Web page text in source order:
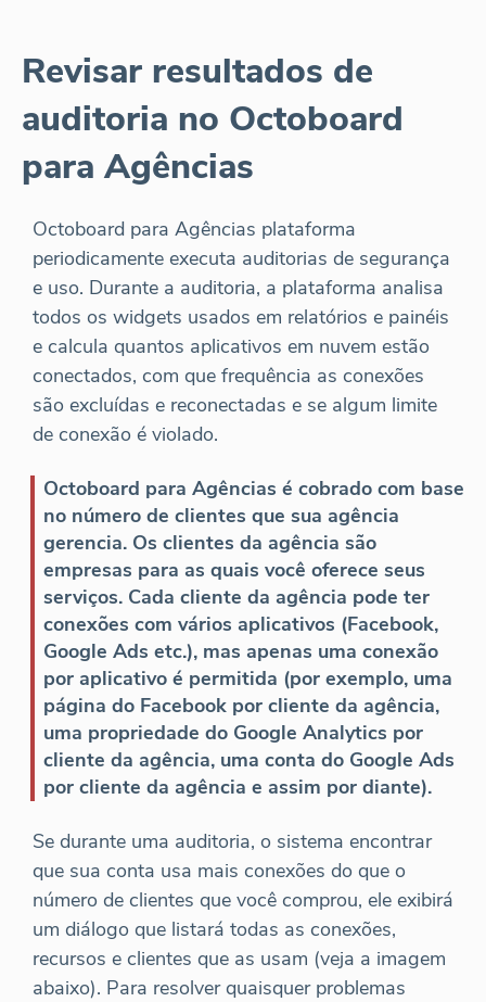
Revisar resultados de
auditoria no Octoboard
para Agências
Octoboard para Agências plataforma
periodicamente executa auditorias de segurança
e uso. Durante a auditoria, a plataforma analisa
todos os widgets usados em relatórios e painéis
e calcula quantos aplicativos em nuvem estão
conectados, com que frequência as conexões
são excluídas e reconectadas e se algum limite
de conexão é violado.
Octoboard para Agências é cobrado com base
no número de clientes que sua agência
gerencia. Os clientes da agência são
empresas para as quais você oferece seus
serviços. Cada cliente da agência pode ter
conexões com vários aplicativos (Facebook,
Google Ads etc.), mas apenas uma conexão
por aplicativo é permitida (por exemplo, uma
página do Facebook por cliente da agência,
uma propriedade do Google Analytics por
cliente da agência, uma conta do Google Ads
por cliente da agência e assim por diante).
Se durante uma auditoria, o sistema encontrar
que sua conta usa mais conexões do que o
número de clientes que você comprou, ele exibirá
um diálogo que listará todas as conexões,
recursos e clientes que as usam (veja a imagem
abaixo). Para resolver quaisquer problemas